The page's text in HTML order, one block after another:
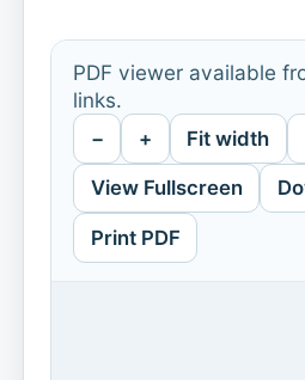
PDF viewer available
links.
− + Fit width
View Fullscreen
Print PDF